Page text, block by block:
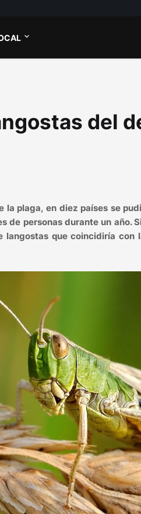
del
plaga, en diez países se
de personas durante un año.
que coincidiría con